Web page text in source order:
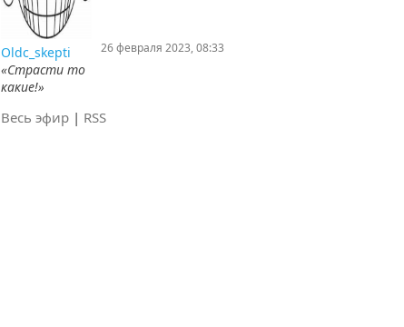
Oldc_skepti
«Страсти то
какие!»
26 февраля 2023, 08:33
Весь эфир | RSS